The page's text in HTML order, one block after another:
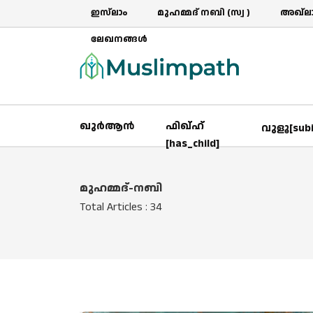
ഇസ്‌ലാം മുഹമ്മദ് നബി (സ്വ )
ലേഖനങ്ങൾ
ഖുർആൻ
ഫിഖ്ഹ്
[has_child]
മുഹമ്മദ്-നബി
Total Articles : 34